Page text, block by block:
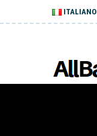
ITALIANO